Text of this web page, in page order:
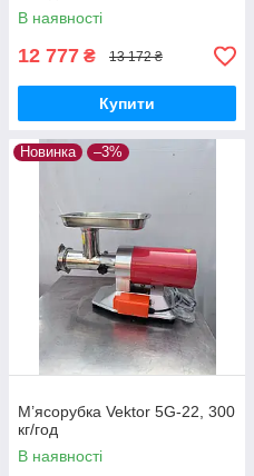
В наявності
12 777 ₴ 13 172 ₴
Купити
Новинка –3%
М’ясорубка Vektor 5G-22, 300
кг/год
В наявності